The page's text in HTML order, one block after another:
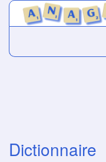
Dictionnaire